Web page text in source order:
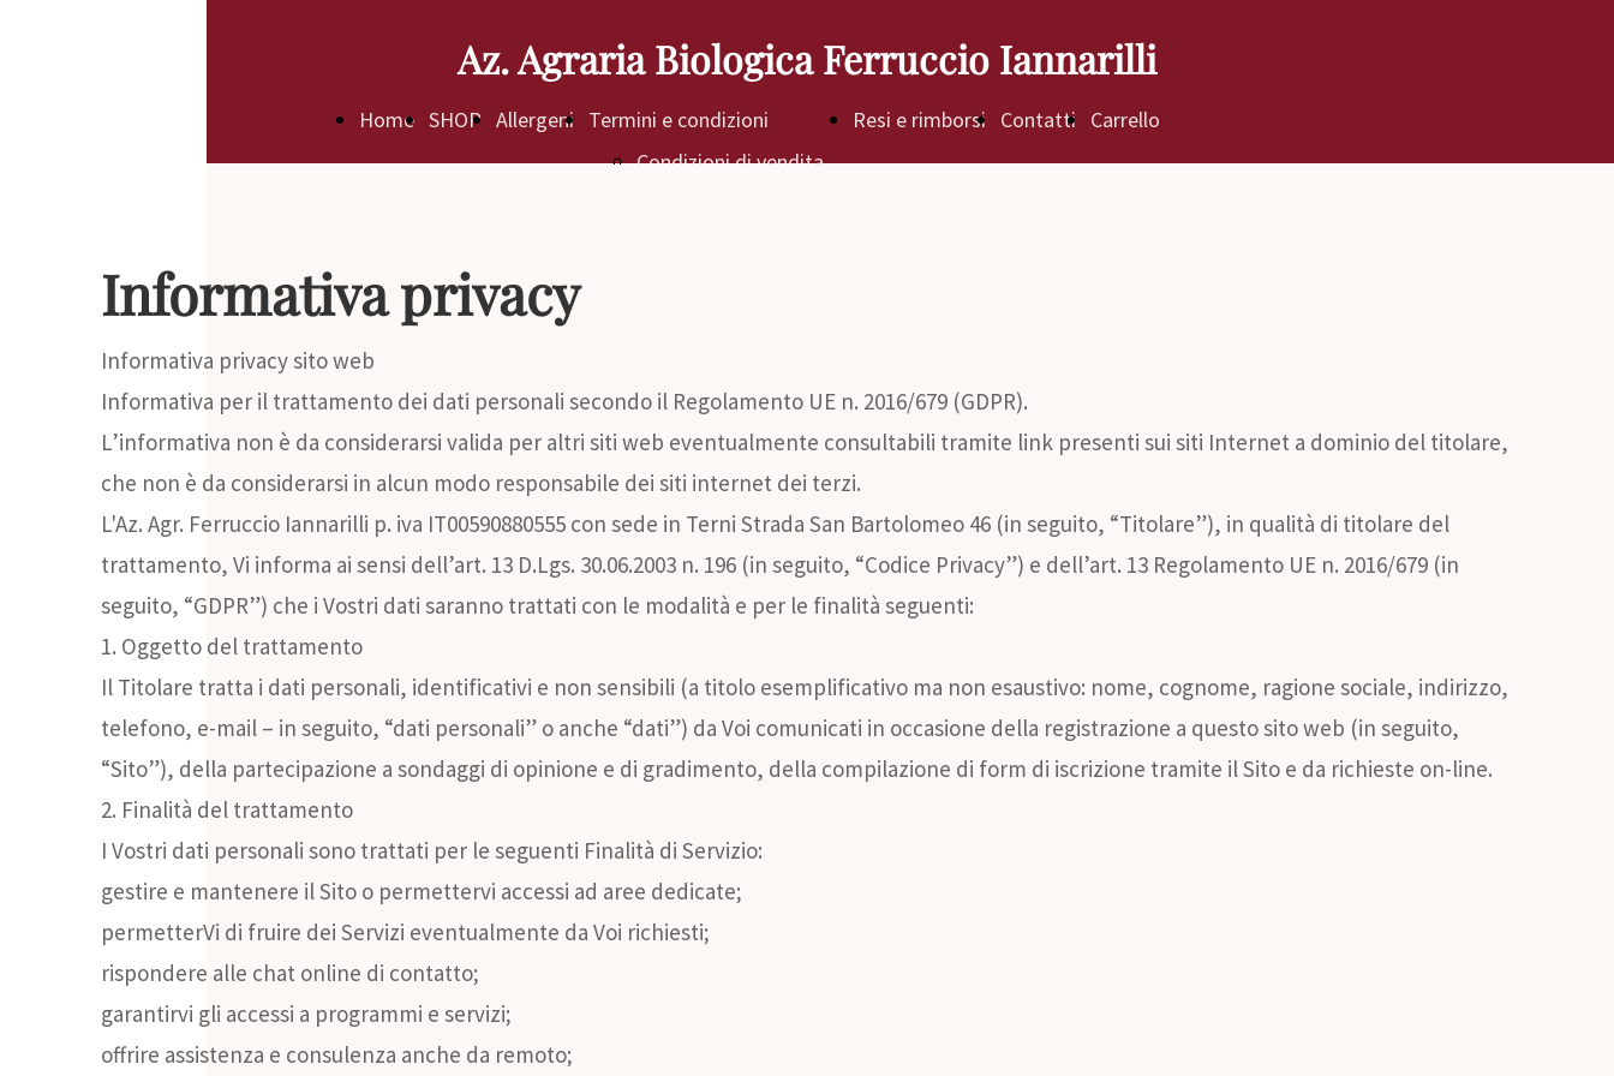
Az. Agraria Biologica Ferruccio Iannarilli
Home SHOP Allergeni
Termini e condizioni
Condizioni di vendita
Resi e rimborsi Contatti Carrello
Informativa privacy
Informativa privacy sito web
Informativa per il trattamento dei dati personali secondo il Regolamento UE n. 2016/679 (GDPR).
L’informativa non è da considerarsi valida per altri siti web eventualmente consultabili tramite link presenti sui siti Internet a dominio del titolare,
che non è da considerarsi in alcun modo responsabile dei siti internet dei terzi.
L'Az. Agr. Ferruccio Iannarilli p. iva IT00590880555 con sede in Terni Strada San Bartolomeo 46 (in seguito, “Titolare”), in qualità di titolare del
trattamento, Vi informa ai sensi dell’art. 13 D.Lgs. 30.06.2003 n. 196 (in seguito, “Codice Privacy”) e dell’art. 13 Regolamento UE n. 2016/679 (in
seguito, “GDPR”) che i Vostri dati saranno trattati con le modalità e per le finalità seguenti:
1. Oggetto del trattamento
Il Titolare tratta i dati personali, identificativi e non sensibili (a titolo esemplificativo ma non esaustivo: nome, cognome, ragione sociale, indirizzo,
telefono, e-mail – in seguito, “dati personali” o anche “dati”) da Voi comunicati in occasione della registrazione a questo sito web (in seguito,
“Sito”), della partecipazione a sondaggi di opinione e di gradimento, della compilazione di form di iscrizione tramite il Sito e da richieste on-line.
2. Finalità del trattamento
I Vostri dati personali sono trattati per le seguenti Finalità di Servizio:
gestire e mantenere il Sito o permettervi accessi ad aree dedicate;
permetterVi di fruire dei Servizi eventualmente da Voi richiesti;
rispondere alle chat online di contatto;
garantirvi gli accessi a programmi e servizi;
offrire assistenza e consulenza anche da remoto;